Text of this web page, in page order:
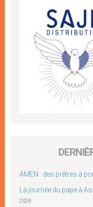
AMEN : des prêtres à
La journée du pape à
2026